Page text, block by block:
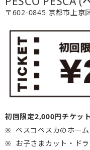
〒602-0845 京都市上京
初回限定2,000円チケット
ペスコペスカのホー
お子さまカット・ド